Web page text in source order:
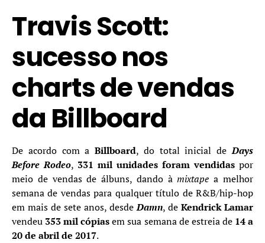
Travis Scott:
sucesso nos
charts de vendas
da Billboard
De acordo com aBillboard, do total inicial deDays
Before Rodeo, 331 mil unidades foram vendidas por
meio de vendas de álbuns, dando àmixtape a melhor
semana de vendas para qualquer título de R&B/hip-hop
em mais de sete anos, desdeDamn, de Kendrick Lamar
vendeu 353 mil cópiasem sua semana de estreia de14 a
20 de abril de 2017.